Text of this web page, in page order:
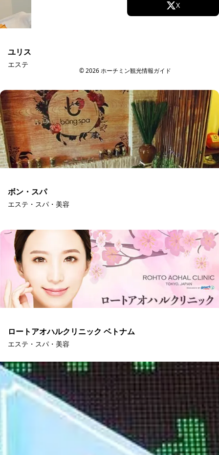
X
© 2026 ホーチミン観光情報ガイド
ユリスパ
エステ・スパ・美容
ボン・スパ
エステ・スパ・美容
ロートアオハルクリニック ベトナム
エステ・スパ・美容